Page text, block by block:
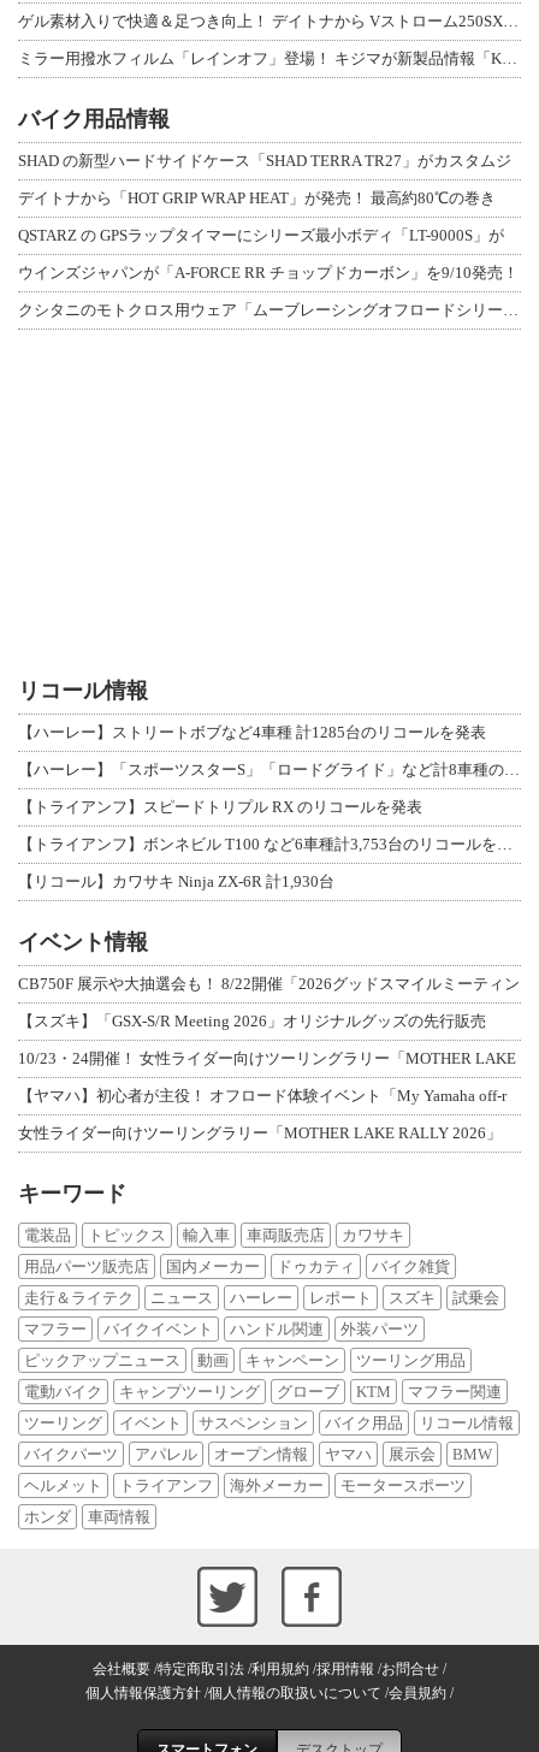
バイク用品情報
SHAD の新型ハードサイドケース「SHAD TERRA TR27」がカスタムジ
デイトナから「HOT GRIP WRAP HEAT」が発売！ 最高約80℃の巻き
QSTARZ の GPSラップタイマーにシリーズ最小ボディ「LT-9000S」が
ウインズジャパンが「A-FORCE RR チョップドカーボン」を9/10発売！
リコール情報
【ハーレー】ストリートボブなど4車種 計1285台のリコールを発表
【トライアンフ】スピードトリプル RX のリコールを発表
【リコール】カワサキ Ninja ZX-6R 計1,930台
イベント情報
CB750F 展示や大抽選会も！ 8/22開催「2026グッドスマイルミーティン
【スズキ】「GSX-S/R Meeting 2026」オリジナルグッズの先行販売
10/23・24開催！ 女性ライダー向けツーリングラリー「MOTHER LAKE
【ヤマハ】初心者が主役！ オフロード体験イベント「My Yamaha off-r
女性ライダー向けツーリングラリー「MOTHER LAKE RALLY 2026」
キーワード
電装品 トピックス 輸入車 車両販売店
カワサキ
用品パーツ販売店
国内メーカー ドゥカティ
バイク雑貨
走行＆ライテク
ニュース ハーレー レポート スズキ
試乗会
マフラー
バイクイベント ハンドル関連
外装パーツ
ピックアップニュース
動画 キャンペーン
ツーリング用品
電動バイク
キャンプツーリング グローブ KTM
マフラー関連
ツーリング
イベント サスペンション バイク用品
リコール情報
バイクパーツ
アパレル オープン情報 ヤマハ 展示会
BMW
ヘルメット
トライアンフ 海外メーカー
モータースポーツ
ホンダ
車両情報
会社概要 特定商取引法 利用規約 採用情報 お問合せ
個人情報保護方針 個人情報の取扱いについて 会員規約